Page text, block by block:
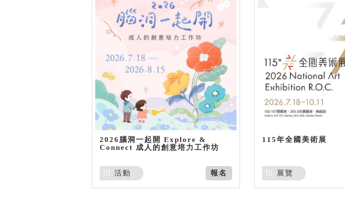
2026腦洞一起開 Explore &
Connect 成人的創意培力工作坊
報名
活動
115年全國美術展
展覽